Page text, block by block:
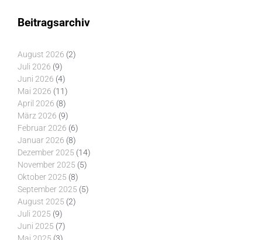
Beitragsarchiv
August 2026 (2)
Juli 2026 (9)
Juni 2026 (4)
Mai 2026 (11)
April 2026 (8)
März 2026 (9)
Februar 2026 (6)
Januar 2026 (8)
Dezember 2025 (14)
November 2025 (5)
Oktober 2025 (8)
September 2025 (5)
August 2025 (2)
Juli 2025 (9)
Juni 2025 (7)